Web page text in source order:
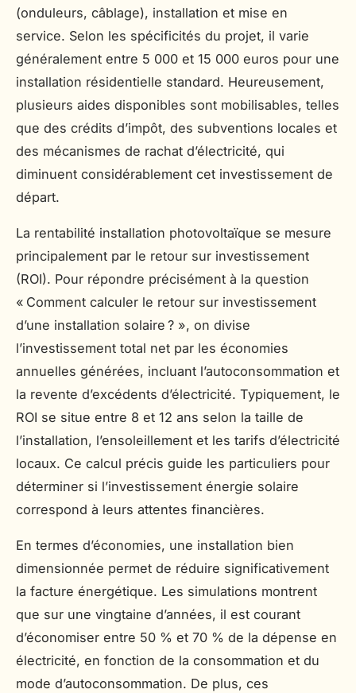
(onduleurs, câblage), installation et mise en
service. Selon les spécificités du projet, il varie
généralement entre 5 000 et 15 000 euros pour une
installation résidentielle standard. Heureusement,
plusieurs aides disponibles sont mobilisables, telles
que des crédits d’impôt, des subventions locales et
des mécanismes de rachat d’électricité, qui
diminuent considérablement cet investissement de
départ.
La rentabilité installation photovoltaïque se mesure
principalement par le retour sur investissement
(ROI). Pour répondre précisément à la question
« Comment calculer le retour sur investissement
d’une installation solaire ? », on divise
l’investissement total net par les économies
annuelles générées, incluant l’autoconsommation et
la revente d’excédents d’électricité. Typiquement, le
ROI se situe entre 8 et 12 ans selon la taille de
l’installation, l’ensoleillement et les tarifs d’électricité
locaux. Ce calcul précis guide les particuliers pour
déterminer si l’investissement énergie solaire
correspond à leurs attentes financières.
En termes d’économies, une installation bien
dimensionnée permet de réduire significativement
la facture énergétique. Les simulations montrent
que sur une vingtaine d’années, il est courant
d’économiser entre 50 % et 70 % de la dépense en
électricité, en fonction de la consommation et du
mode d’autoconsommation. De plus, ces